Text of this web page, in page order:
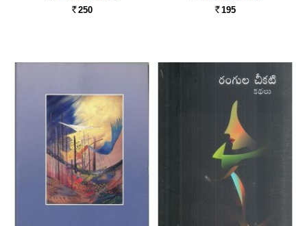
Rs. 250 Rs. 195